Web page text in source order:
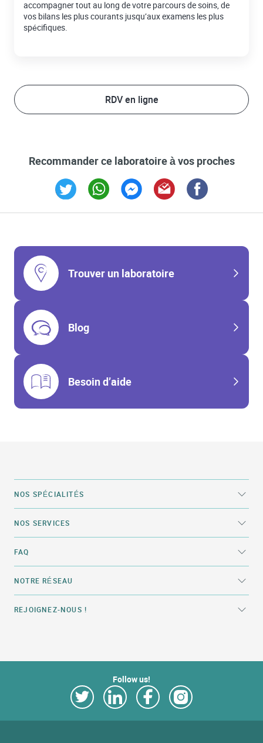
accompagner tout au long de votre parcours de soins, de
vos bilans les plus courants jusqu’aux examens les plus
spécifiques.
RDV en ligne
Recommander ce laboratoire à vos proches
Trouver un laboratoire
Blog
Besoin d’aide
NOS SPÉCIALITÉS
NOS SERVICES
FAQ
NOTRE RÉSEAU
REJOIGNEZ-NOUS !
Follow us!